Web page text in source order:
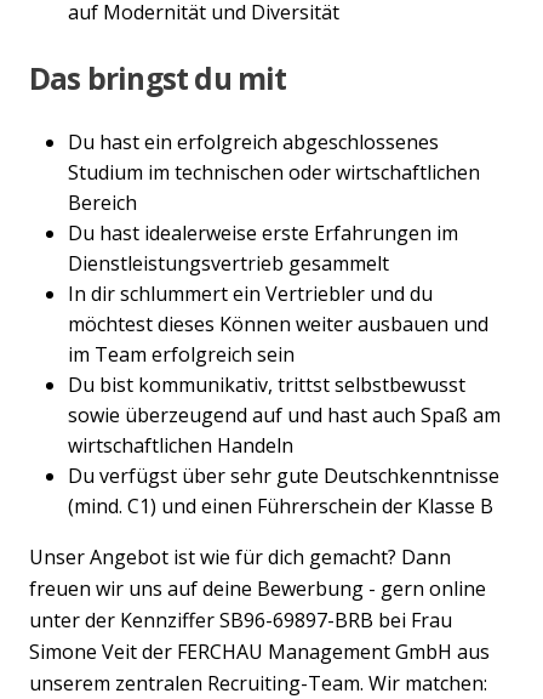
auf Modernität und Diversität
Das bringst du mit
Du hast ein erfolgreich abgeschlossenes
Studium im technischen oder wirtschaftlichen
Bereich
Du hast idealerweise erste Erfahrungen im
Dienstleistungsvertrieb gesammelt
In dir schlummert ein Vertriebler und du
möchtest dieses Können weiter ausbauen und
im Team erfolgreich sein
Du bist kommunikativ, trittst selbstbewusst
sowie überzeugend auf und hast auch Spaß am
wirtschaftlichen Handeln
Du verfügst über sehr gute Deutschkenntnisse
(mind. C1) und einen Führerschein der Klasse B
Unser Angebot ist wie für dich gemacht? Dann
freuen wir uns auf deine Bewerbung - gern online
unter der Kennziffer SB96-69897-BRB bei Frau
Simone Veit der FERCHAU Management GmbH aus
unserem zentralen Recruiting-Team. Wir matchen: